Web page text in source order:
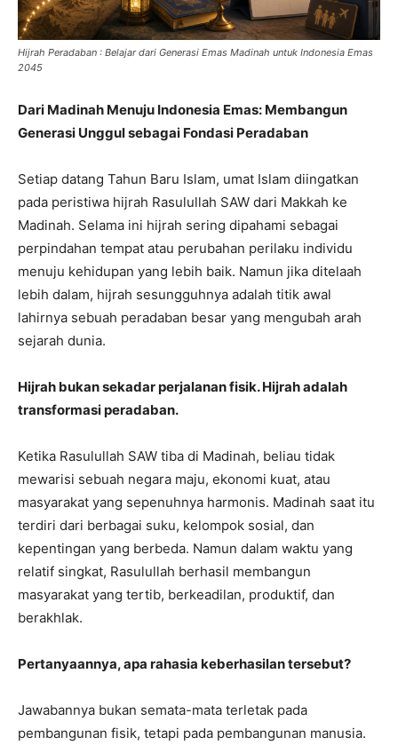
Hijrah Peradaban : Belajar dari Generasi Emas Madinah untuk Indonesia Emas
2045
Dari Madinah Menuju Indonesia Emas: Membangun
Generasi Unggul sebagai Fondasi Peradaban
Setiap datang Tahun Baru Islam, umat Islam diingatkan
pada peristiwa hijrah Rasulullah SAW dari Makkah ke
Madinah. Selama ini hijrah sering dipahami sebagai
perpindahan tempat atau perubahan perilaku individu
menuju kehidupan yang lebih baik. Namun jika ditelaah
lebih dalam, hijrah sesungguhnya adalah titik awal
lahirnya sebuah peradaban besar yang mengubah arah
sejarah dunia.
Hijrah bukan sekadar perjalanan fisik. Hijrah adalah
transformasi peradaban.
Ketika Rasulullah SAW tiba di Madinah, beliau tidak
mewarisi sebuah negara maju, ekonomi kuat, atau
masyarakat yang sepenuhnya harmonis. Madinah saat itu
terdiri dari berbagai suku, kelompok sosial, dan
kepentingan yang berbeda. Namun dalam waktu yang
relatif singkat, Rasulullah berhasil membangun
masyarakat yang tertib, berkeadilan, produktif, dan
berakhlak.
Pertanyaannya, apa rahasia keberhasilan tersebut?
Jawabannya bukan semata-mata terletak pada
pembangunan fisik, tetapi pada pembangunan manusia.